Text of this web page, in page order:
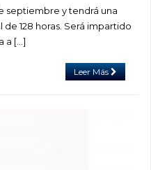
septiembre y tendrá una
128 horas. Será impartido
a […]
Leer Más